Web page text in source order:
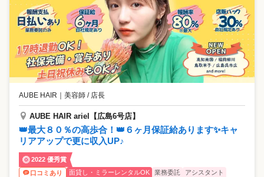
AUBE HAIR ｜ 美容師 / 店長
AUBE HAIR ariel【広島6号店】
👑最大８０％の高歩合！👑６ヶ月保証給あります✨キャ
リアアップで更に収入UP♪
2022 優秀賞
口コミあり
面貸し・ミラーレンタルOK 業務委託
アシスタント